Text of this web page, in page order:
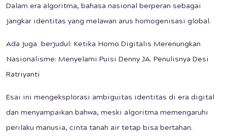
Dalam era algoritma, bahasa nasional berperan sebagai
jangkar identitas yang melawan arus homogenisasi global.
Ada juga berjudul: Ketika Homo Digitalis Merenungkan
Nasionalisme: Menyelami Puisi Denny JA. Penulisnya Desi
Ratriyanti
Esai ini mengeksplorasi ambiguitas identitas di era digital
dan menyampaikan bahwa, meski algoritma memengaruhi
perilaku manusia, cinta tanah air tetap bisa bertahan.